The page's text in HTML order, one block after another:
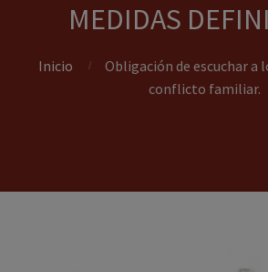
MEDIDAS
Inicio
Obligación de escuchar a
conflicto familiar.